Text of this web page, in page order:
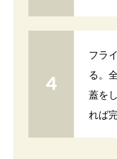
フラ
る。
蓋を
れば